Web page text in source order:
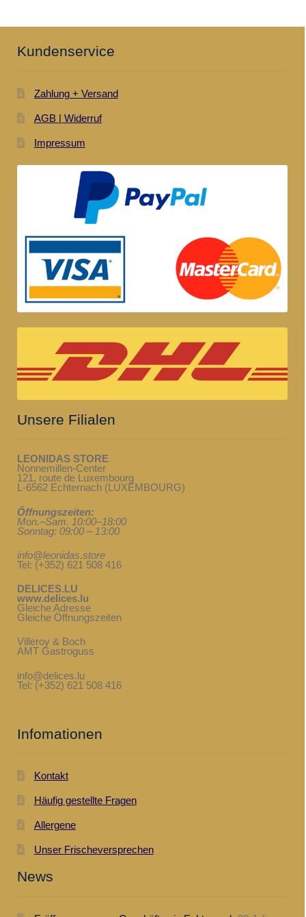
Kundenservice
Zahlung + Versand
AGB | Widerruf
Impressum
Unsere Filialen
LEONIDAS STORE
Nonnemillen-Center
121, route de Luxembourg
L-6562 Echternach (LUXEMBOURG)
Öffnungszeiten:
Mon.–Sam. 10:00–18:00
Sonntag: 09:00 – 13:00
info@leonidas.store
Tel: (+352) 621 508 416
DELICES.LU
www.delices.lu
Gleiche Adresse
Gleiche Öffnungszeiten
Villeroy & Boch
AMT Gastroguss
info@delices.lu
Tel: (+352) 621 508 416
Infomationen
Kontakt
Häufig gestellte Fragen
Allergene
Unser Frischeversprechen
News